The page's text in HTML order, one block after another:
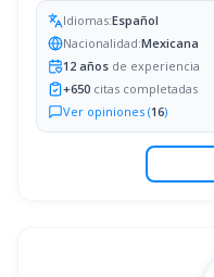
Idiomas:Español
Nacionalidad:Mexicana
12 años de experiencia
+650 citas completadas
Ver opiniones (16)